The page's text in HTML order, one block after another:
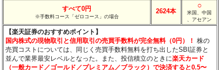
すべて0円
※手数料コース「ゼロコース」の場合
2624本
○
米国、中国
、アセアン
【楽天証券のおすすめポイント】
国内株式の現物取引と信用取引の売買手数料が完全無料（0円）！ 株の
売買コストについては、同じく売買手数料無料を打ち出したSBI証券と
並んで業界最安レベルとなった。また、投信積立のときに楽天カード
（一般カード／ゴールド／プレミアム／ブラック）で決済すると0.5〜